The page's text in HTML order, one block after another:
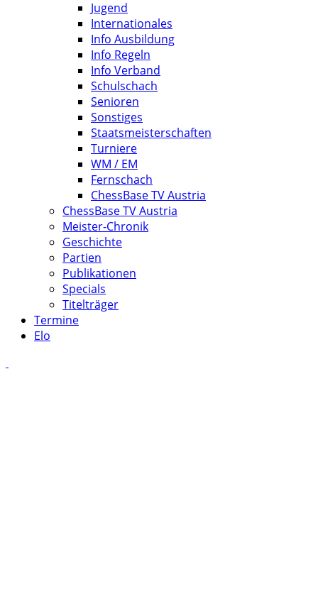
Jugend
Internationales
Info Ausbildung
Info Regeln
Info Verband
Schulschach
Senioren
Sonstiges
Staatsmeisterschaften
Turniere
WM / EM
Fernschach
ChessBase TV Austria
ChessBase TV Austria
Meister-Chronik
Geschichte
Partien
Publikationen
Specials
Titelträger
Termine
Elo